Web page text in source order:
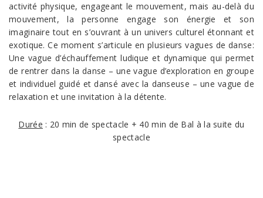
activité physique, engageant le mouvement, mais au-delà du
mouvement, la personne engage son énergie et son
imaginaire tout en s’ouvrant à un univers culturel étonnant et
exotique. Ce moment s’articule en plusieurs vagues de danse:
Une vague d’échauffement ludique et dynamique qui permet
de rentrer dans la danse – une vague d’exploration en groupe
et individuel guidé et dansé avec la danseuse – une vague de
relaxation et une invitation à la détente.
Durée : 20 min de spectacle + 40 min de Bal à la suite du
spectacle